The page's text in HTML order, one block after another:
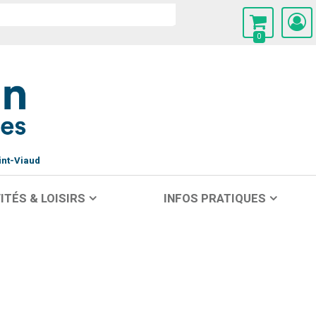
0
Viaud
& LOISIRS INFOS PRATIQUES